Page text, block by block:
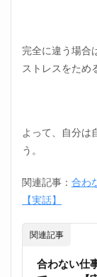
完全に違う場合
ストレスをため
よって、自分は
う。
関連記事： 合わ
【実話】
関連記事
合わない仕